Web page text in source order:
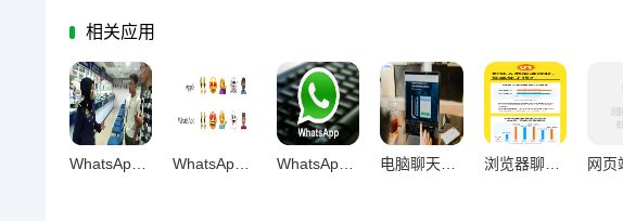
相关应用
WhatsApp网页版，沟通规划效率提升的新引擎 WhatsApp网页版长期办公适用性深度解析